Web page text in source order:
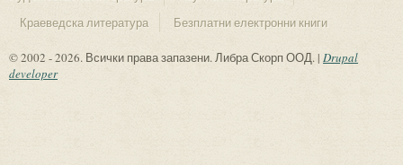
Краеведска литература
Безплатни електронни книги
© 2002 - 2026. Всички права запазени. Либра Скорп ООД. | Drupal
developer